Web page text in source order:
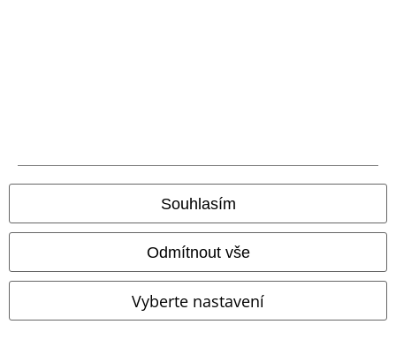
Souhlasím
Odmítnout vše
Vyberte nastavení
A Warner Music Group Company